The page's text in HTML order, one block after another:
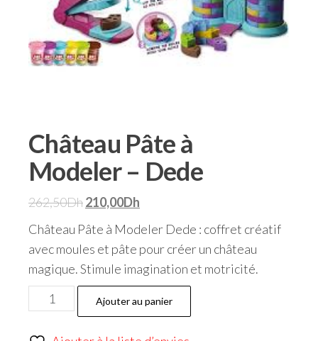
Château Pâte à
Modeler – Dede
262,50Dh210,00Dh
Château Pâte à Modeler Dede : coffret créatif
avec moules et pâte pour créer un château
magique. Stimule imagination et motricité.
Ajouter au panier